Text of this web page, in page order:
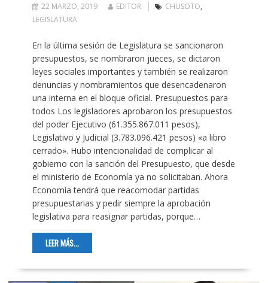
22 MARZO, 2019 EDITOR CHUSOTO,
LEGISLATURA
En la última sesión de Legislatura se sancionaron
presupuestos, se nombraron jueces, se dictaron
leyes sociales importantes y también se realizaron
denuncias y nombramientos que desencadenaron
una interna en el bloque oficial. Presupuestos para
todos Los legisladores aprobaron los presupuestos
del poder Ejecutivo (61.355.867.011 pesos),
Legislativo y Judicial (3.783.096.421 pesos) «a libro
cerrado». Hubo intencionalidad de complicar al
gobierno con la sanción del Presupuesto, que desde
el ministerio de Economía ya no solicitaban. Ahora
Economía tendrá que reacomodar partidas
presupuestarias y pedir siempre la aprobación
legislativa para reasignar partidas, porque…
LEER MÁS...